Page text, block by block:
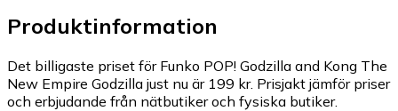
Produktinformation
Det billigaste priset för Funko POP! Godzilla and Kong The
New Empire Godzilla just nu är 199 kr. Prisjakt jämför priser
och erbjudande från nätbutiker och fysiska butiker.